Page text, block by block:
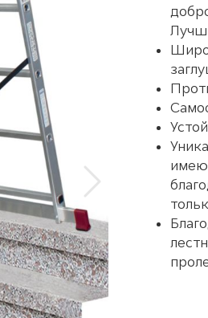
Следующий